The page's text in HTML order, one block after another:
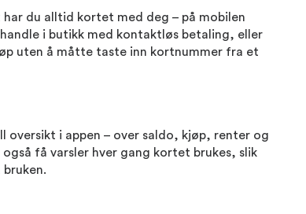
du alltid kortet med deg – på mobilen
i butikk med kontaktløs betaling, eller
uten å måtte taste inn kortnummer fra et
oversikt i appen – over saldo, kjøp, renter og
få varsler hver gang kortet brukes, slik